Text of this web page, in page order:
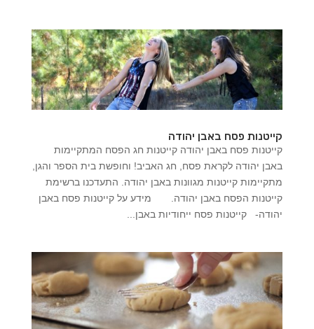
קייטנות פסח באבן יהודה
קייטנות פסח באבן יהודה קייטנות חג הפסח המתקיימות
באבן יהודה לקראת פסח, חג האביב! וחופשת בית הספר והגן,
מתקיימות קייטנות מגוונות באבן יהודה. התעדכנו ברשימת
קייטנות הפסח באבן יהודה. מידע על קייטנות פסח באבן
יהודה- קייטנות פסח ייחודיות באבן...